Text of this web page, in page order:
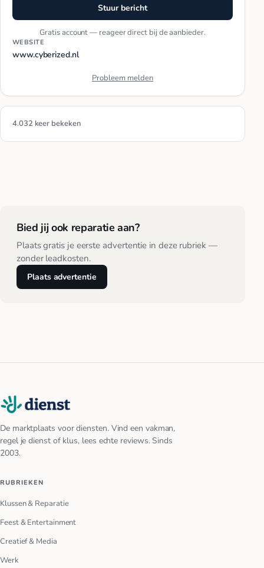
Stuur bericht
Gratis account — reageer direct bij de aanbieder.
WEBSITE
www.cyberized.nl
Probleem melden
4.032 keer bekeken
Bied jij ook reparatie aan?
Plaats gratis je eerste advertentie in deze rubriek —
zonder leadkosten.
Plaats advertentie
De marktplaats voor diensten. Vind een vakman,
regel je dienst of klus, lees echte reviews. Sinds
2003.
RUBRIEKEN
Klussen & Reparatie
Feest & Entertainment
Creatief & Media
Werk